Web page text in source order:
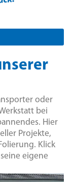
oder
bei
Hier
Projekte,
Klick
eigene